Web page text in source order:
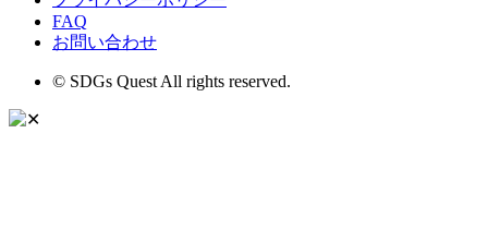
FAQ
お問い合わせ
© SDGs Quest All rights reserved.